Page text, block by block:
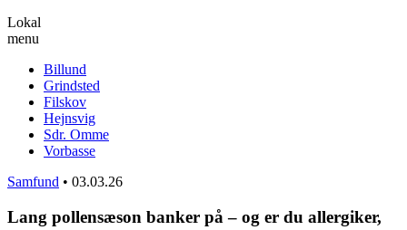
Lokal
menu
Billund
Grindsted
Filskov
Hejnsvig
Sdr. Omme
Vorbasse
Samfund • 03.03.26
Lang pollensæson banker på – og er du allergiker,